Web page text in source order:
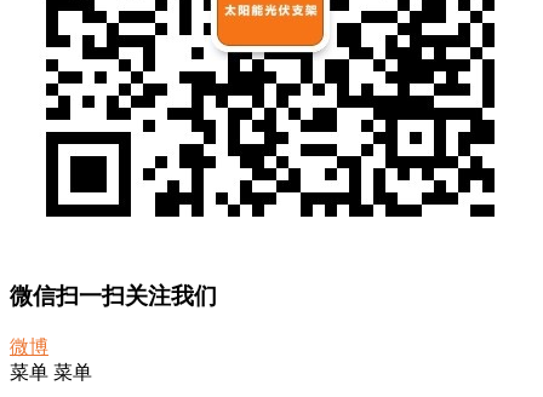
微信扫一扫关注我们
微博
菜单 菜单